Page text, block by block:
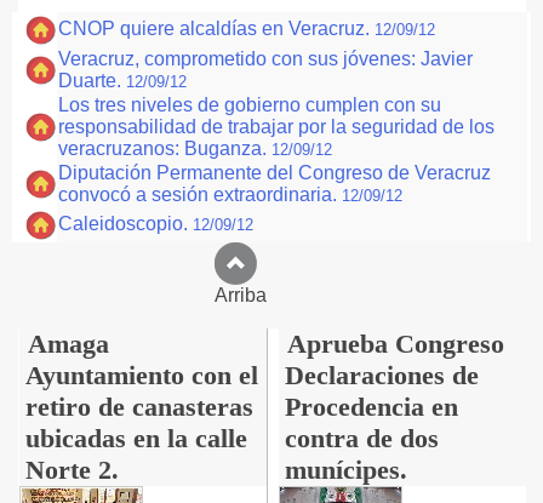
CNOP quiere alcaldías en Veracruz. 12/09/12
Veracruz, comprometido con sus jóvenes: Javier
Duarte. 12/09/12
Los tres niveles de gobierno cumplen con su
responsabilidad de trabajar por la seguridad de los
veracruzanos: Buganza. 12/09/12
Diputación Permanente del Congreso de Veracruz
convocó a sesión extraordinaria. 12/09/12
Caleidoscopio. 12/09/12
Arriba
Amaga
Ayuntamiento con el
retiro de canasteras
ubicadas en la calle
Norte 2.
Aprueba Congreso
Declaraciones de
Procedencia en
contra de dos
munícipes.